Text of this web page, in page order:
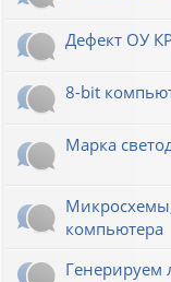
Дефект ОУ
8-bit
Марка
компьютера
Генерируем